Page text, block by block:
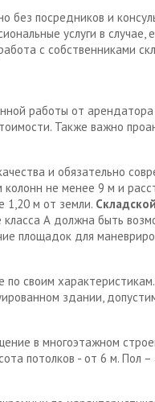
без посредников и
услуги в
с собственниками
работы от
Также важно
и обязательно
колонн не менее 9 м и
1,20 м от земли.
А должна быть
площадок для
по своим
здании,
в многоэтажном
потолков - от 6 м. Пол